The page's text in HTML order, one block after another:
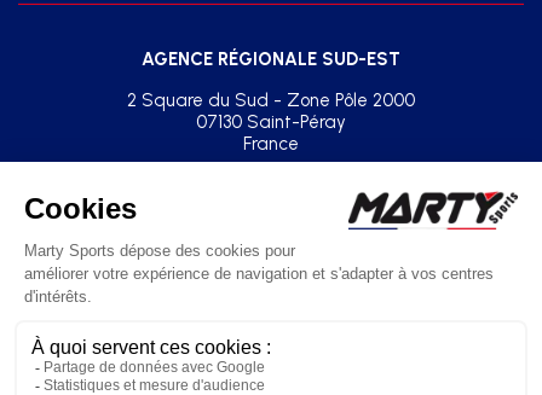
AGENCE RÉGIONALE SUD-EST
2 Square du Sud - Zone Pôle 2000
07130 Saint-Péray
France
agence.sud.est@martysports.com